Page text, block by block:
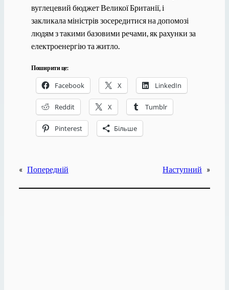
вуглецевий бюджет Великої Британії, і
закликала міністрів зосередитися на допомозі
людям з такими базовими речами, як рахунки за
електроенергію та житло.
Поширити це:
Facebook X LinkedIn
Reddit X Tumblr
Pinterest Більше
« Попередній Наступний »